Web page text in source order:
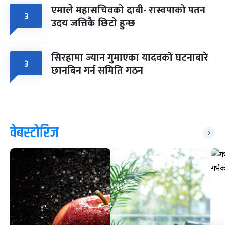
३ एमाले महासचिवको दाबी- रास्वपाको पतन
उदय जत्तिकै छिटो हुन्छ
३ सिरहामा ज्यान गुमाएका यादवको घटनाबारे
छानबिन गर्न समिति गठन
वेबस्टोरिज